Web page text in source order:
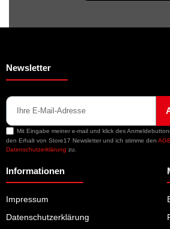
Newsletter
Mit Eingabe meiner e-mail und klick des
den Erhalt von Store17 Newsletter und ich stimme den AGB
Datenschutzerklärung zu.
Informationen
Impressum
Datenschutzerklärung